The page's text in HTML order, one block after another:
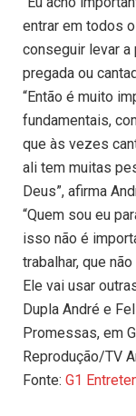
entrar em todos
conseguir levar a
pregada ou
“Então é muito
fundamentais,
que às vezes
ali tem muitas
Deus”, afirma
“Quem sou eu
isso não é
trabalhar, que
Ele vai usar
Dupla André e
Promessas, em
Reprodução/TV
Fonte: G1